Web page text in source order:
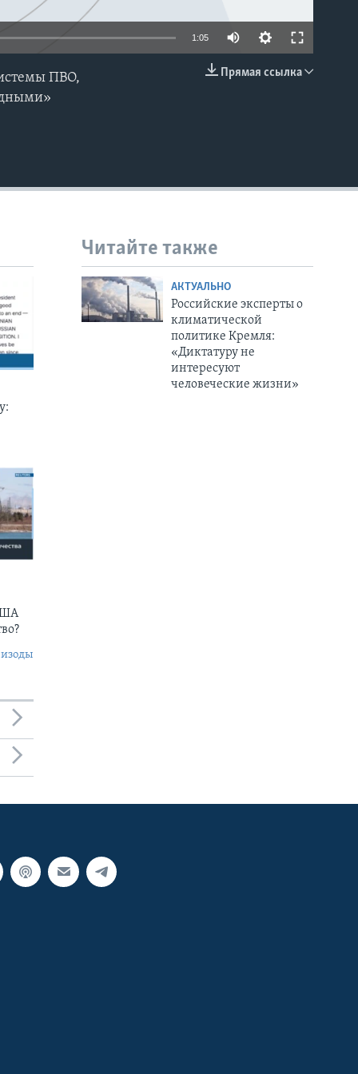
1:05
Прямая ссылка
ПВО,
Читайте также
АКТУАЛЬНО
Российские эксперты о
климатической
политике Кремля:
«Диктатуру не
интересуют
человеческие жизни»